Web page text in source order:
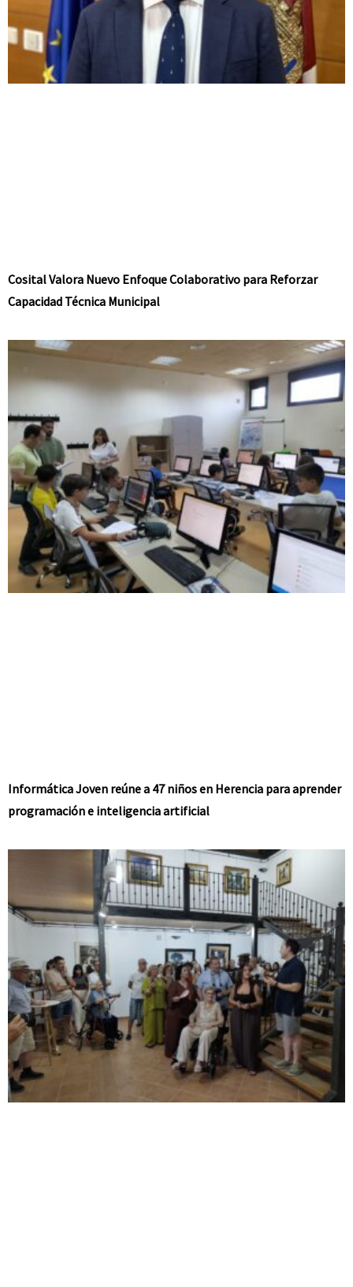
Cosital Valora Nuevo Enfoque Colaborativo para Reforzar
Capacidad Técnica Municipal
Informática Joven reúne a 47 niños en Herencia para aprender
programación e inteligencia artificial